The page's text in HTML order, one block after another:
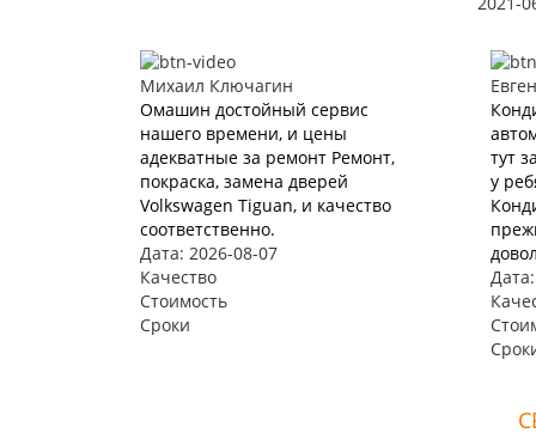
Михаил Ключагин
Омашин достойный сервис
нашего времени, и цены
адекватные за ремонт Ремонт,
покраска, замена дверей
Volkswagen Tiguan, и качество
соответственно.
Дата: 2026-08-07
Качество
Стоимость
Сроки
тут
у